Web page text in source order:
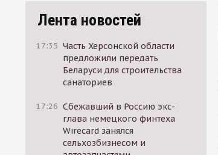
Лента новостей
17:35 Часть Херсонской области
предложили передать
Беларуси для строительства
санаториев
17:26 Сбежавший в Россию экс-
глава немецкого финтеха
Wirecard занялся
сельхозбизнесом и